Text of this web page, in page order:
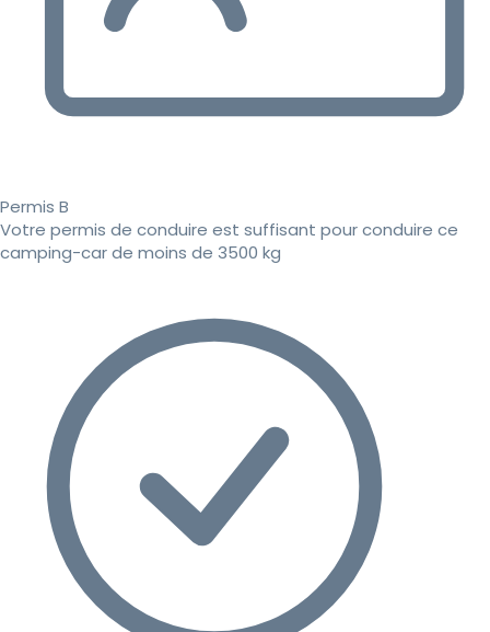
Permis B
Votre permis de conduire est suffisant pour conduire ce
camping-car de moins de 3500 kg